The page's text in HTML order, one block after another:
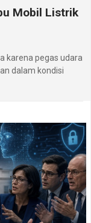
Mobil Listrik
karena pegas udara
dalam kondisi